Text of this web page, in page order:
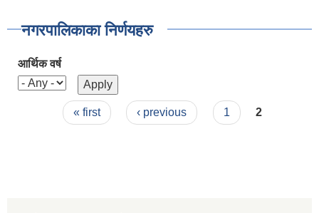
नगरपालिकाका निर्णयहरु
आर्थिक वर्ष
Pages« first ‹ previous 1 2